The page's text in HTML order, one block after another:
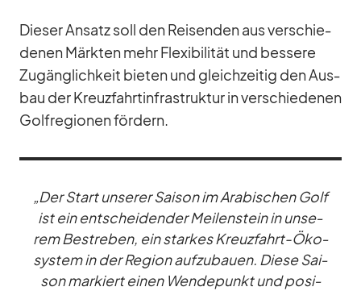
Die­ser An­satz soll den Rei­sen­den aus ver­schie­
de­nen Märk­ten mehr Fle­xi­bi­li­tät und bes­sere
Zu­gäng­lich­keit bie­ten und gleich­zei­tig den Aus­
bau der Kreuz­fahrt­in­fra­struk­tur in ver­schie­de­nen
Golf­re­gio­nen för­dern.
„Der Start un­se­rer Sai­son im Ara­bi­schen Golf
ist ein ent­schei­den­der Mei­len­stein in un­se­
rem Be­stre­ben, ein star­kes Kreuz­fahrt-Öko­
sys­tem in der Re­gion auf­zu­bauen. Diese Sai­
son mar­kiert ei­nen Wen­de­punkt und po­si­